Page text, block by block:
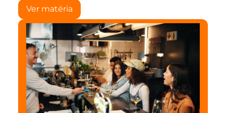
Ver matéria